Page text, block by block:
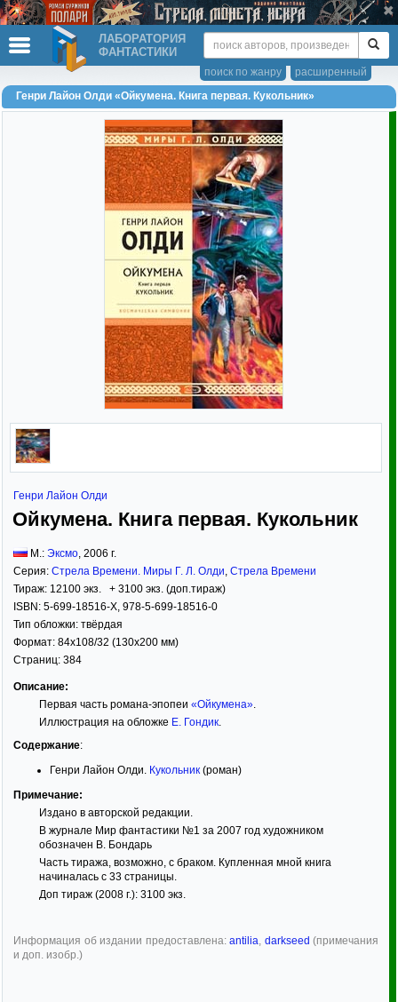
ЛАБОРАТОРИЯ
ФАНТАСТИКИ
расширенный
поиск по жанру
Генри Лайон Олди «Ойкумена. Книга первая. Кукольник»
Генри Лайон Олди
Ойкумена. Книга первая. Кукольник
М.: Эксмо, 2006 г.
Серия: Стрела Времени. Миры Г. Л. Олди, Стрела Времени
Тираж: 12100 экз. + 3100 экз. (доп.тираж)
ISBN: 5-699-18516-X, 978-5-699-18516-0
Тип обложки: твёрдая
Формат: 84x108/32 (130x200 мм)
Страниц: 384
Описание:
Первая часть романа-эпопеи «Ойкумена».
Иллюстрация на обложке Е. Гондик.
Содержание:
Генри Лайон Олди. Кукольник (роман)
Примечание:
Издано в авторской редакции.
В журнале Мир фантастики №1 за 2007 год художником
обозначен В. Бондарь
Часть тиража, возможно, с браком. Купленная мной книга
начиналась с 33 страницы.
Доп тираж (2008 г.): 3100 экз.
Информация об издании предоставлена: antilia, darkseed (примечания
и доп. изобр.)